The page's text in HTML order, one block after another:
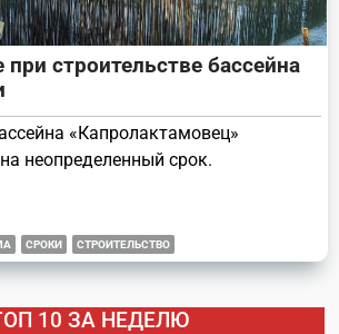
строительстве бассейна
«Капролактамовец»
неопределенный срок.
СРОКИ СТРОИТЕЛЬСТВО
10 ЗА НЕДЕЛЮ